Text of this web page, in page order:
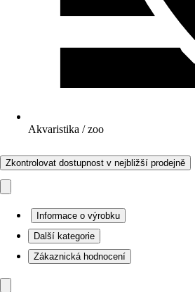
Akvaristika / zoo
Zkontrolovat dostupnost v nejbližší prodejně
Informace o výrobku
Další kategorie
Zákaznická hodnocení